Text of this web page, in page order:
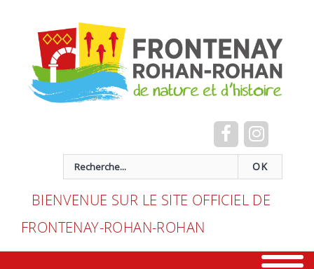
OK
BIENVENUE SUR LE SITE OFFICIEL DE
FRONTENAY-ROHAN-ROHAN